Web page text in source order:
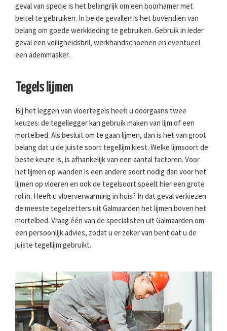
geval van specie is het belangrijk om een boorhamer met
beitel te gebruiken. In beide gevallen is het bovendien van
belang om goede werkkleding te gebruiken. Gebruik in ieder
geval een veiligheidsbril, werkhandschoenen en eventueel
een ademmasker.
Tegels lijmen
Bij het leggen van vloertegels heeft u doorgaans twee
keuzes: de tegellegger kan gebruik maken van lijm of een
mortelbed. Als besluit om te gaan lijmen, dan is het van groot
belang dat u de juiste soort tegellijm kiest. Welke lijmsoort de
beste keuze is, is afhankelijk van een aantal factoren. Voor
het lijmen op wanden is een andere soort nodig dan voor het
lijmen op vloeren en ook de tegelsoort speelt hier een grote
rol in. Heeft u vloerverwarming in huis? In dat geval verkiezen
de meeste tegelzetters uit Galmaarden het lijmen boven het
mortelbed. Vraag één van de specialisten uit Galmaarden om
een persoonlijk advies, zodat u er zeker van bent dat u de
juiste tegellijm gebruikt.